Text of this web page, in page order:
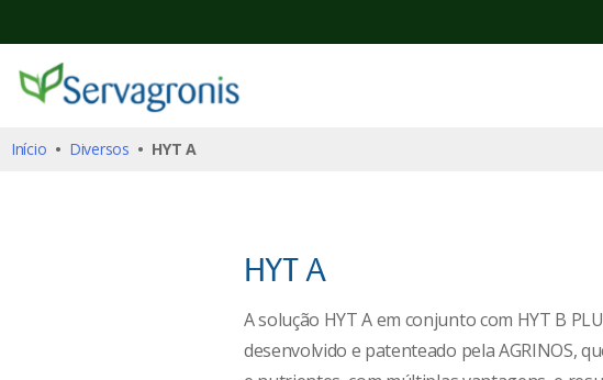
Início • Diversos • HYT A
HYT A
A solução HYT A em conjunto com HYT B
desenvolvido e patenteado pela AGRINOS,